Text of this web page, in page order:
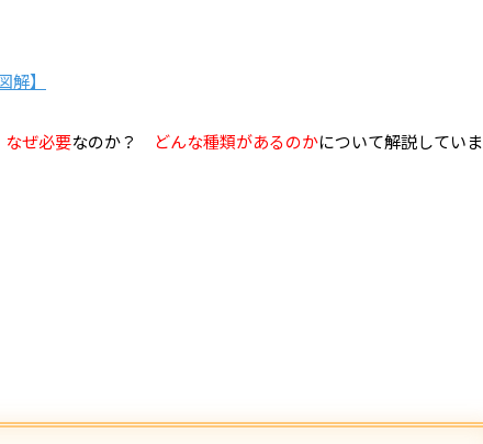
】
なぜ必要なのか？ どんな種類があるのかについて解説していま